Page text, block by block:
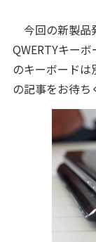
今回の新製品
QWERTYキー
のキーボード
の記事をお待ち